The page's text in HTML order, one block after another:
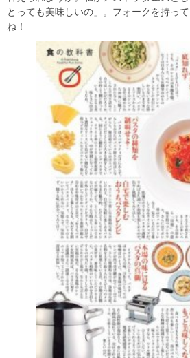
とっても美味しいの」。フォークを持っ
ね！